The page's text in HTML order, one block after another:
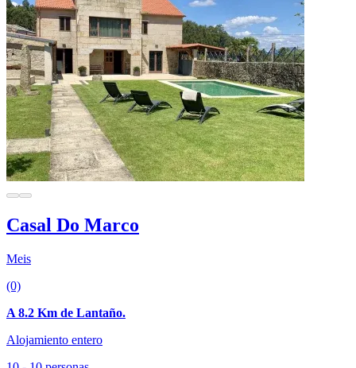
Casal Do Marco
Meis
(0)
A 8.2 Km de Lantaño.
Alojamiento entero